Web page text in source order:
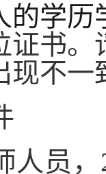
的学
证书。
现不一
人员 ，